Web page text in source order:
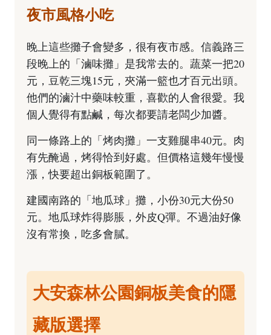
夜市風格小吃
晚上這些攤子會變多，很有夜市感。信義路三
段晚上的「滷味攤」是我常去的。蔬菜一把20
元，豆乾三塊15元，夾滿一籃也才百元出頭。
他們的滷汁中藥味較重，喜歡的人會很愛。我
個人覺得有點鹹，每次都要請老闆少加醬。
同一條路上的「烤肉攤」一支雞腿串40元。肉
有先醃過，烤得恰到好處。但價格這幾年慢慢
漲，快要超出銅板範圍了。
建國南路的「地瓜球」攤，小份30元大份50
元。地瓜球炸得膨脹，外皮Q彈。不過油好像
沒有常換，吃多會膩。
大安森林公園銅板美食的隱
藏版選擇